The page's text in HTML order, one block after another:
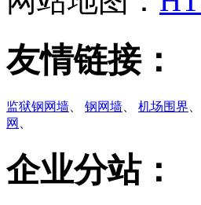
友情链接：
监狱钢网墙 钢网墙 机场围界
网
企业分站：